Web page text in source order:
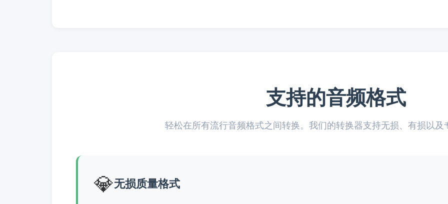
支持的音频格式
轻松在所有流行音频格式之间转换。我们的转换器支持无损、有损以及
💎无损质量格式